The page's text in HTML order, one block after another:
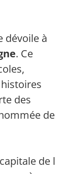
dévoile à
. Ce
des
de
de la